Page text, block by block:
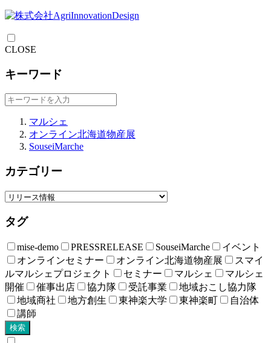
CLOSE
キーワード
マルシェ
オンライン北海道物産展
SouseiMarche
カテゴリー
タグ
mise-demo PRESSRELEASE SouseiMarche
イベント
オンラインセミナー
オンライン北海道物産展
スマイ
ルマルシェプロジェクト
セミナー マルシェ
マルシェ
開催
催事出店 協力隊 受託事業
地域おこし協力隊
地域商社
地方創生 東神楽大学 東神楽町
自治体
講師
検索